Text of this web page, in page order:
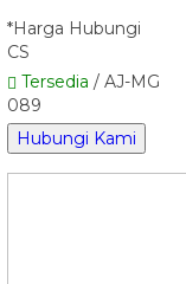
*Harga Hubungi
CS
Tersedia / AJ-MG
089
Hubungi Kami